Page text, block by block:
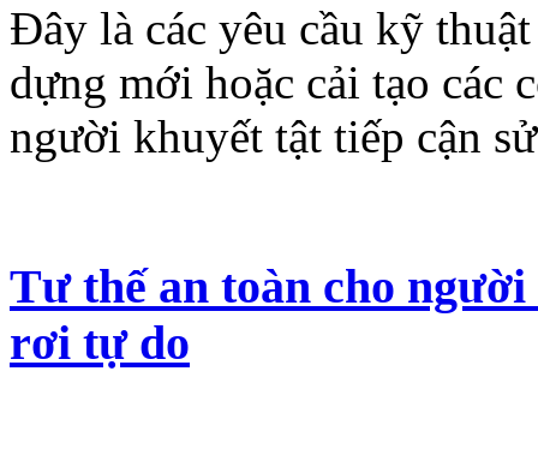
Đây là các yêu cầu kỹ
dựng mới hoặc cải tạo các
người khuyết tật tiếp cận
Tư thế an toàn cho
rơi tự do